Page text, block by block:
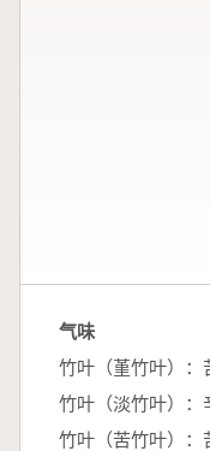
气味
竹叶（堇竹叶）：
竹叶（淡竹叶）：
竹叶（苦竹叶）：